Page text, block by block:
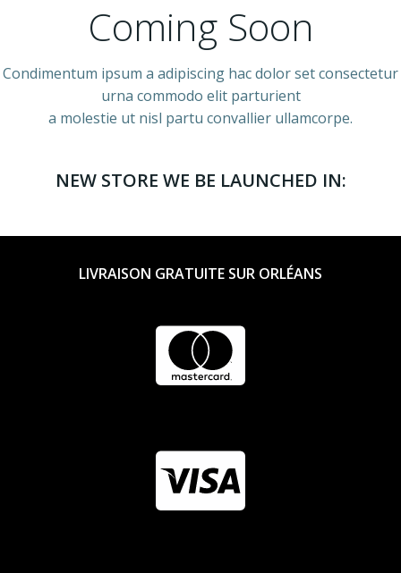
Coming Soon
Condimentum ipsum a adipiscing hac dolor set consectetur
urna commodo elit parturient
a molestie ut nisl partu convallier ullamcorpe.
NEW STORE WE BE LAUNCHED IN:
LIVRAISON GRATUITE SUR ORLÉANS